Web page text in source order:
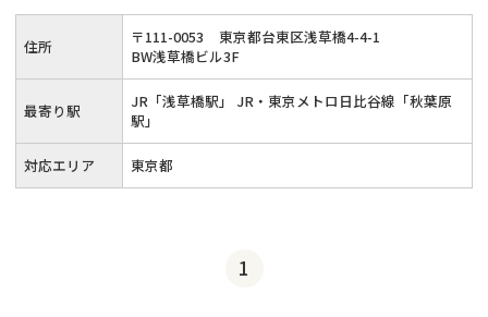
住所 〒111-0053
東京都台東区浅草橋4-4-1
BW浅草橋ビル3F
最寄り駅
JR「浅草橋駅」 JR・東京メトロ日比谷線「秋葉原
駅」
対応エリア 東京都
1